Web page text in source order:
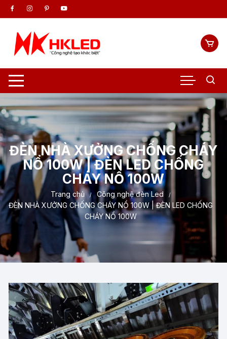
Chuyển
tới
dung
ĐÈN NHÀ XƯỞNG CHỐNG CHÁY
NỔ 100W | ĐÈN LED CHỐNG
CHÁY NỔ 100W
Trang chủ
Công nghệ đèn Led
ĐÈN NHÀ XƯỞNG CHỐNG CHÁY NỔ 100W | ĐÈN LED CHỐNG
CHÁY NỔ 100W